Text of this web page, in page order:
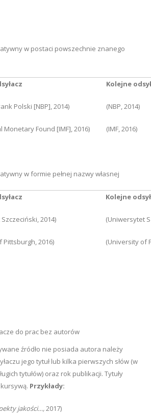
w postaci powszechnie znanego
Kolejne
Polski [NBP], 2014) (NBP, 2014)
Monetary Found [IMF], 2016) (IMF, 2016)
w formie pełnej nazwy własnej
Kolejne
2014) (Uniwersytet
Pittsburgh, 2016) (University of
do prac bez autorów
źródło nie posiada autora należy
jego tytuł lub kilka pierwszych słów (w
tytułów) oraz rok publikacji. Tytuły
Przykłady:
jakości…,2017)